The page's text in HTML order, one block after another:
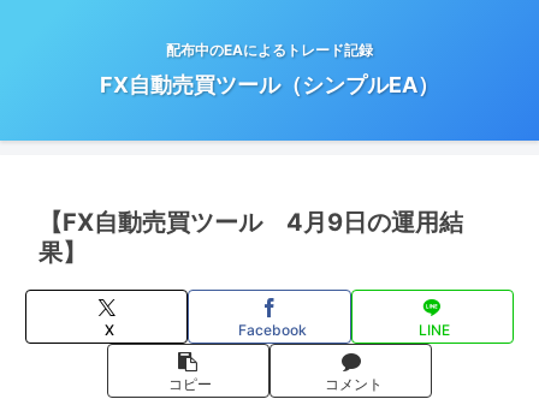
配布中のEAによるトレード記録
FX自動売買ツール（シンプルEA）
【FX自動売買ツール 4月9日の運用結
果】
X Facebook LINE
コピー コメント